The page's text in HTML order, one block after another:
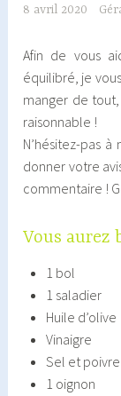
8 avril 2020
Afin de vous
équilibré, je
manger de
raisonnable !
N’hésitez-pas
donner votre
commentaire !
Vous aurez
1 bol
1 saladier
Huile d’olive
Vinaigre
Sel et poivre
1 oignon